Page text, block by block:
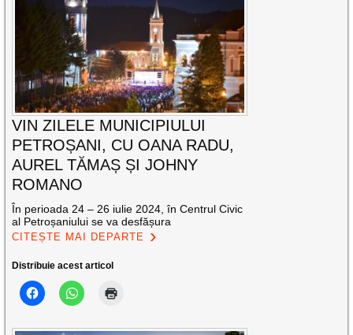
VIN ZILELE MUNICIPIULUI
PETROȘANI, CU OANA RADU,
AUREL TĂMAȘ ȘI JOHNY
ROMANO
În perioada 24 – 26 iulie 2024, în Centrul Civic
al Petroșaniului se va desfășura
CITEȘTE MAI DEPARTE
Distribuie acest articol